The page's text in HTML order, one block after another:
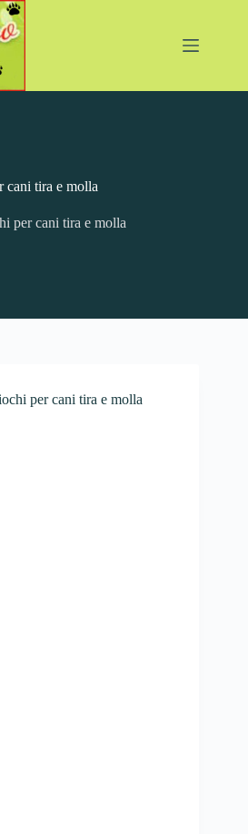
cani tira e molla
per cani tira e molla
per cani tira e molla